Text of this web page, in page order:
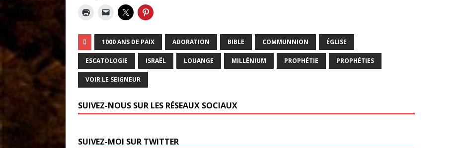
1000 ANS DE PAIX ADORATION BIBLE COMMUNNION ÉGLISE
ESCATOLOGIE ISRAËL LOUANGE MILLÉNIUM PROPHÉTIE PROPHÉTIES
VOIR LE SEIGNEUR
SUIVEZ-NOUS SUR LES RÉSEAUX SOCIAUX
SUIVEZ-MOI SUR TWITTER